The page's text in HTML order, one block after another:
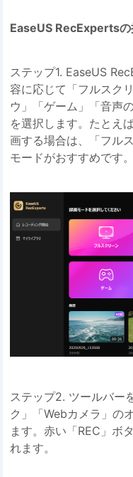
EaseUS RecExpertsの
ステップ1. EaseUS
容に応じて「フルスク
ウ」「ゲーム」「音声
を選択します。たとえ
画する場合は、「フル
モードがおすすめです。
ステップ2. ツールバー
ク」「Webカメラ」の
ます。赤い「REC」ボ
れます。